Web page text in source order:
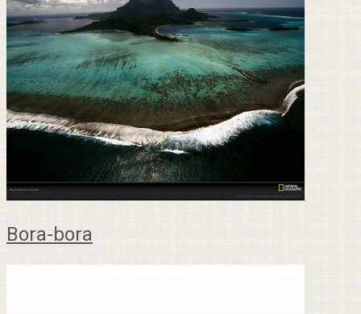
Bora-bora